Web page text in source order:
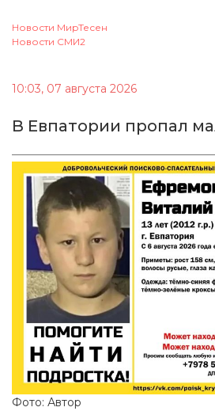
Новости МирТесен
Новости СМИ2
10:03, 07 августа 2026
В Евпатории пропал
Фото: Автор